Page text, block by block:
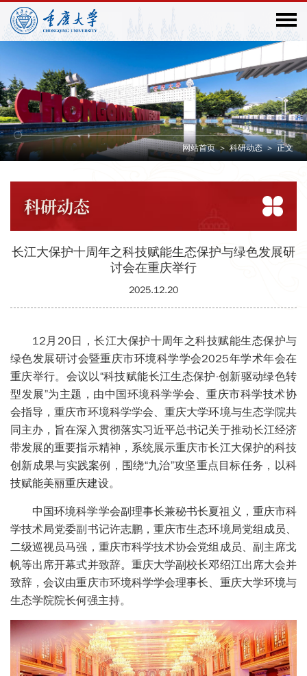
网站首页 >科研动态 >正文
科研动态
长江大保护十周年之科技赋能生态保护与绿色发展研
讨会在重庆举行
2025.12.20
12月20日，长江大保护十周年之科技赋能生态保护与
绿色发展研讨会暨重庆市环境科学学会2025年学术年会在
重庆举行。会议以“科技赋能长江生态保护·创新驱动绿色转
型发展”为主题，由中国环境科学学会、重庆市科学技术协
会指导，重庆市环境科学学会、重庆大学环境与生态学院共
同主办，旨在深入贯彻落实习近平总书记关于推动长江经济
带发展的重要指示精神，系统展示重庆市长江大保护的科技
创新成果与实践案例，围绕“九治”攻坚重点目标任务，以科
技赋能美丽重庆建设。
中国环境科学学会副理事长兼秘书长夏祖义，重庆市科
学技术局党委副书记许志鹏，重庆市生态环境局党组成员、
二级巡视员马强，重庆市科学技术协会党组成员、副主席戈
帆等出席开幕式并致辞。重庆大学副校长邓绍江出席大会并
致辞，会议由重庆市环境科学学会理事长、重庆大学环境与
生态学院院长何强主持。